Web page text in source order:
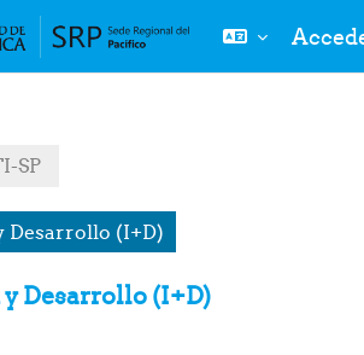
SP
Desarrollo (I+D)
Desarrollo (I+D)